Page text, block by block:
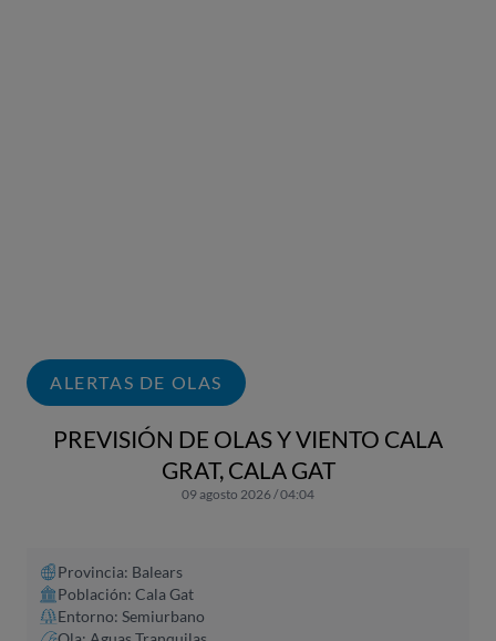
ALERTAS DE OLAS
PREVISIÓN DE OLAS Y VIENTO CALA
GRAT, CALA GAT
09 agosto 2026 / 04:04
Provincia: Balears
Población: Cala Gat
Entorno: Semiurbano